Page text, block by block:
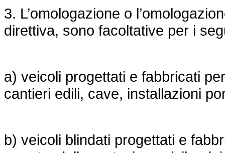
3. L’omologazione o
direttiva, sono facoltative per i
a) veicoli progettati e fabbricati
cantieri edili, cave, installazioni
b) veicoli blindati progettati e